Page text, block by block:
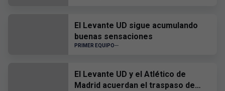
El Levante UD sigue acumulando
buenas sensaciones
PRIMER EQUIPO
El Levante UD y el Atlético de
Madrid acuerdan el traspaso de